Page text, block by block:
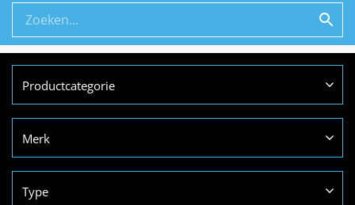
Productcategorie
Merk
Type